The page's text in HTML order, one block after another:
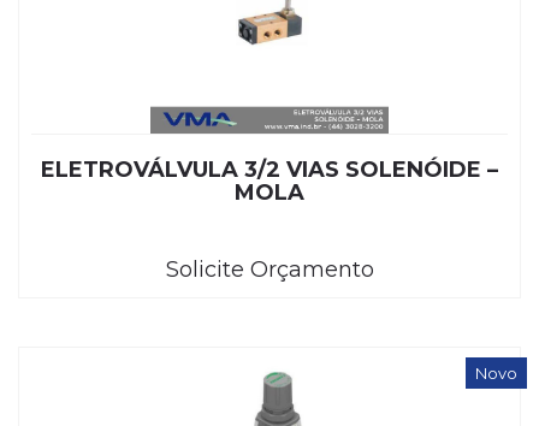
ELETROVÁLVULA 3/2 VIAS SOLENÓIDE –
MOLA
Solicite Orçamento
Novo